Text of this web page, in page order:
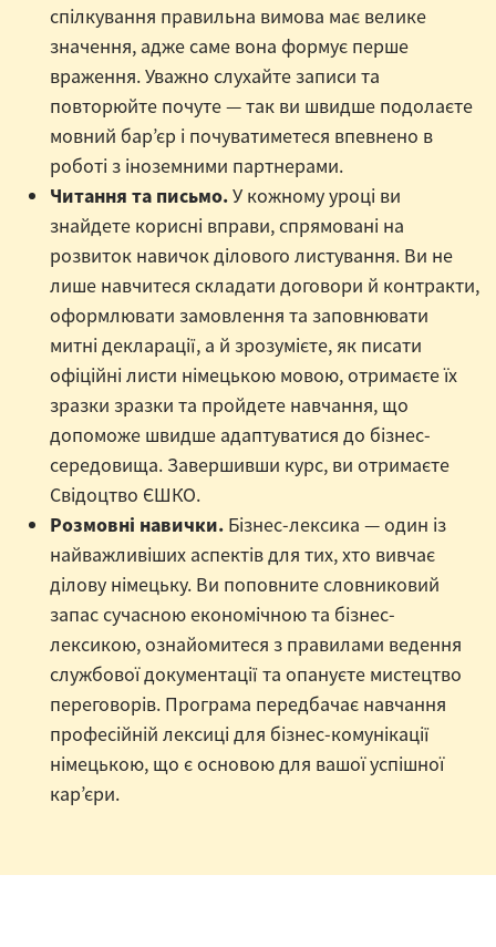
спілкування правильна вимова має велике
значення, адже саме вона формує перше
враження. Уважно слухайте записи та
повторюйте почуте — так ви швидше подолаєте
мовний бар’єр і почуватиметеся впевнено в
роботі з іноземними партнерами.
Читання та письмо.У кожному уроці ви
знайдете корисні вправи, спрямовані на
розвиток навичок ділового листування. Ви не
лише навчитеся складати договори й контракти,
оформлювати замовлення та заповнювати
митні декларації, а й зрозумієте, як писати
офіційні листи німецькою мовою, отримаєте їх
зразки зразки та пройдете навчання, що
допоможе швидше адаптуватися до бізнес-
середовища. Завершивши курс, ви отримаєте
Свідоцтво ЄШКО.
Розмовні навички. Бізнес-лексика — один із
найважливіших аспектів для тих, хто вивчає
ділову німецьку. Ви поповните словниковий
запас сучасною економічною та бізнес-
лексикою, ознайомитеся з правилами ведення
службової документації та опануєте мистецтво
переговорів. Програма передбачає навчання
професійній лексиці для бізнес-комунікації
німецькою, що є основою для вашої успішної
кар’єри.